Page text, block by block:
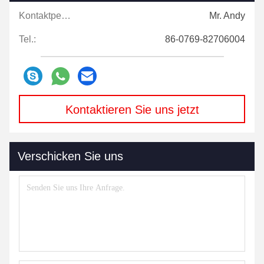
Kontaktpersonen: Mr. Andy
Tel.: 86-0769-82706004
Kontaktieren Sie uns jetzt
Verschicken Sie uns